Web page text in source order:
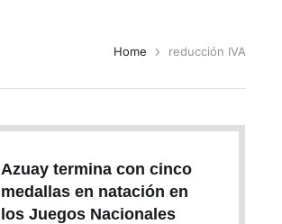
Home reducción IVA
Azuay termina con cinco
medallas en natación en
los Juegos Nacionales